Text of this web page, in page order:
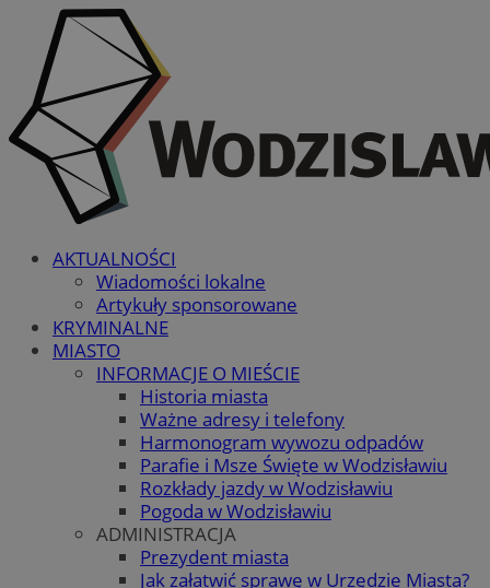
AKTUALNOŚCI
Wiadomości lokalne
Artykuły sponsorowane
KRYMINALNE
MIASTO
INFORMACJE O MIEŚCIE
Historia miasta
Ważne adresy i telefony
Harmonogram wywozu odpadów
Parafie i Msze Święte w Wodzisławiu
Rozkłady jazdy w Wodzisławiu
Pogoda w Wodzisławiu
ADMINISTRACJA
Prezydent miasta
Jak załatwić sprawę w Urzędzie Miasta?